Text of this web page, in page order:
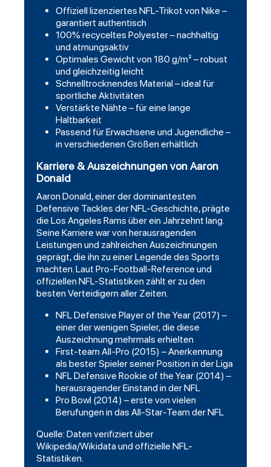
Offiziell lizenziertes NFL-Trikot von Nike –
garantiert authentisch
100% recyceltes Polyester – nachhaltig
und atmungsaktiv
Optimales Gewicht von 180 g/m² – robust
und gleichzeitig leicht
Schnelltrocknendes Material – ideal für
sportliche Aktivitäten
Verstärkte Nähte – für eine lange
Haltbarkeit
Passend für Erwachsene und Jugendliche –
in verschiedenen Größen erhältlich
Karriere & Auszeichnungen von Aaron
Donald
Aaron Donald, einer der dominantesten
Defensive Tackles der NFL-Geschichte, prägte
die Los Angeles Rams über ein Jahrzehnt lang.
Seine Karriere war von herausragenden
Leistungen und zahlreichen Auszeichnungen
geprägt, die ihn zu einer Legende des Sports
machten. Laut Pro-Football-Reference und
offiziellen NFL-Statistiken zählt er zu den
besten Verteidigern aller Zeiten.
NFL Defensive Player of the Year (2017) –
einer der wenigen Spieler, die diese
Auszeichnung mehrmals erhielten
First-team All-Pro (2015) – Anerkennung
als bester Spieler seiner Position in der Liga
NFL Defensive Rookie of the Year (2014) –
herausragender Einstand in der NFL
Pro Bowl (2014) – erste von vielen
Berufungen in das All-Star-Team der NFL
Quelle: Daten verifiziert über
Wikipedia/Wikidata und offizielle NFL-
Statistiken.